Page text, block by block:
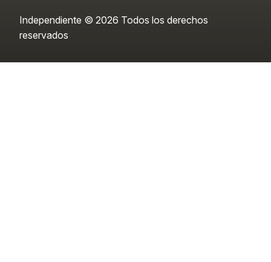
Independiente © 2026 Todos los derechos
reservados